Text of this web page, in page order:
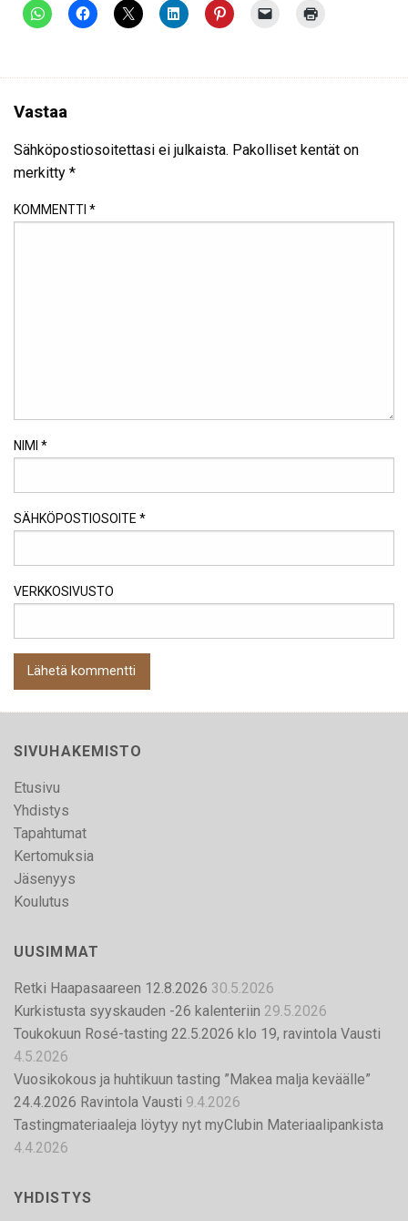
Vastaa
Sähköpostiosoitettasi ei julkaista. Pakolliset kentät on
merkitty *
KOMMENTTI *
NIMI *
SÄHKÖPOSTIOSOITE *
VERKKOSIVUSTO
SIVUHAKEMISTO
Etusivu
Yhdistys
Tapahtumat
Kertomuksia
Jäsenyys
Koulutus
UUSIMMAT
Retki Haapasaareen 12.8.2026 30.5.2026
Kurkistusta syyskauden -26 kalenteriin 29.5.2026
Toukokuun Rosé-tasting 22.5.2026 klo 19, ravintola Vausti
4.5.2026
Vuosikokous ja huhtikuun tasting ”Makea malja keväälle”
24.4.2026 Ravintola Vausti 9.4.2026
Tastingmateriaaleja löytyy nyt myClubin Materiaalipankista
4.4.2026
YHDISTYS